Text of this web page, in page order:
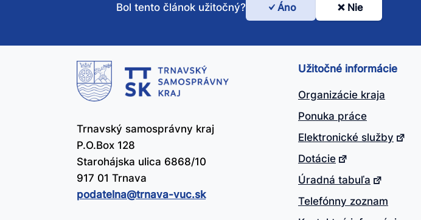
Bol
tento
článok
užitočný?
Bol tento článok užitočný? Áno Nie
Trnavský samosprávny kraj
P.O.Box 128
Starohájska ulica 6868/10
917 01 Trnava
podatelna@​trnava-vuc.sk
Užitočné informácie
Organizácie kraja
Ponuka práce
Elektronické služby
Dotácie
Úradná tabuľa
Telefónny zoznam